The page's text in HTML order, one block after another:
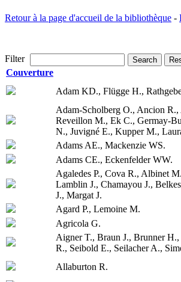
Retour à la page d'accueil de la bibliothèque -
Filter Search
Couverture
Adam KD., Flügge H.,
Adam-Scholberg O., Ancion
Reveillon M., Ek C., Germay-
N., Juvigné E., Kupper M.,
Adams AE., Mackenzie WS.
Adams CE., Eckenfelder WW.
Agaledes P., Cova R., Albinet
Lamblin J., Chamayou J.,
J., Margat J.
Agard P., Lemoine M.
Agricola G.
Aigner T., Braun J., Brunner
R., Seibold E., Seilacher A.,
Allaburton R.